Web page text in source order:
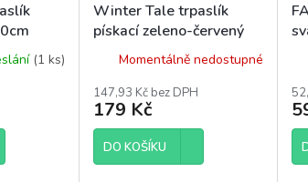
(1 ks)
Winter Tale trpaslík
pískací zeleno-červený
30cmMomentálně nedostupné
147,93 Kč bez DPH
179 Kč
DO KOŠÍKU